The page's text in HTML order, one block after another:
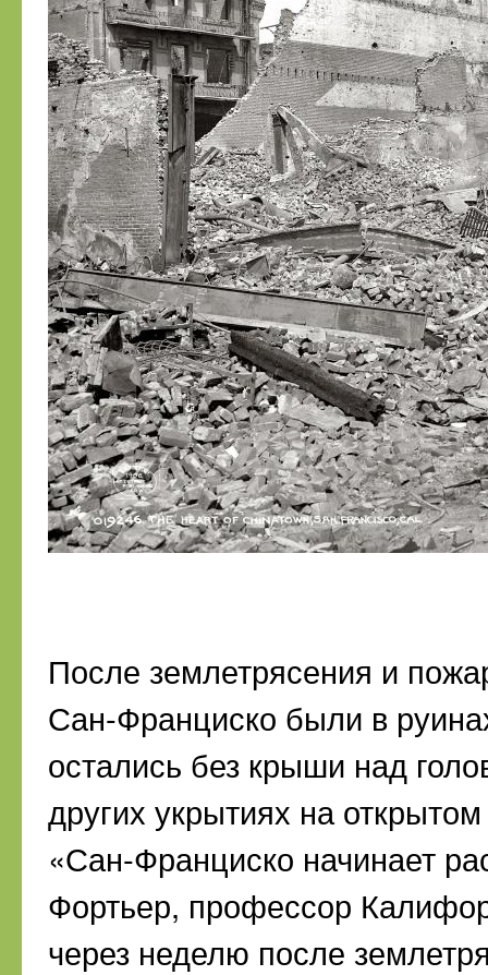
После землетрясения и
Сан-Франциско были в
остались без крыши над
других укрытиях на
«Сан-Франциско начинает
Фортьер, профессор
через неделю после